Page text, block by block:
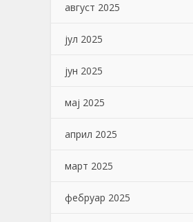
август 2025
јул 2025
јун 2025
мај 2025
април 2025
март 2025
фебруар 2025